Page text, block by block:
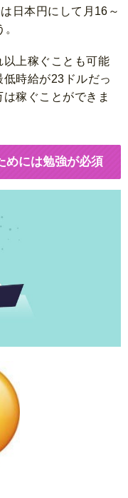
日本円にして月16～
以上稼ぐことも可能
時給が23ドルだっ
稼ぐことができま
めには勉強が必須